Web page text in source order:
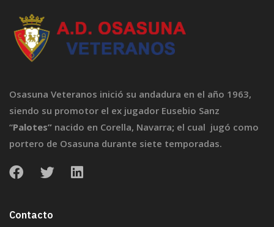
Osasuna Veteranos inició su andadura en el año 1963,
siendo su promotor el ex jugador Eusebio Sanz
“Palotes” nacido en Corella, Navarra; el cual jugó como
portero de Osasuna durante siete temporadas.
Contacto